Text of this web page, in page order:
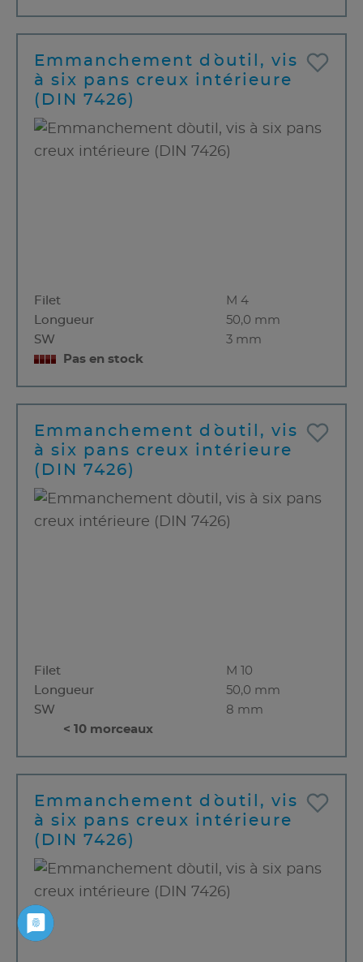
Emmanchement d`outil, vis
à six pans creux intérieure
(DIN 7426)
Filet
M 4
Longueur
50,0 mm
SW
3 mm
Pas en stock
Emmanchement d`outil, vis
à six pans creux intérieure
(DIN 7426)
Filet
M 10
Longueur
50,0 mm
SW
8 mm
< 10 morceaux
Emmanchement d`outil, vis
à six pans creux intérieure
(DIN 7426)